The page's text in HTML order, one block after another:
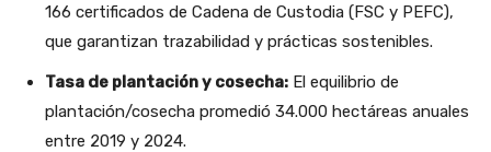
166 certificados de Cadena de Custodia (FSC y PEFC),
que garantizan trazabilidad y prácticas sostenibles.
Tasa de plantación y cosecha: El equilibrio de
plantación/cosecha promedió 34.000 hectáreas anuales
entre 2019 y 2024.